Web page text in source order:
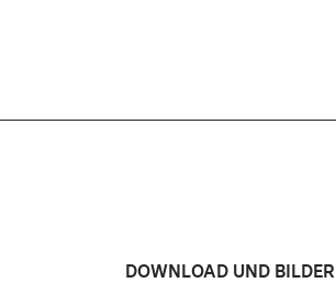
DOWNLOAD UND BILDER